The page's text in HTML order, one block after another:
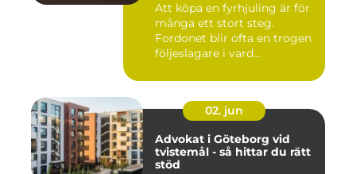
Att köpa en fyrhjuling är för
många ett stort steg.
Fordonet blir ofta en trogen
följeslagare i vard...
02. jun
Advokat i Göteborg vid
tvistemål - så hittar du rätt
stöd